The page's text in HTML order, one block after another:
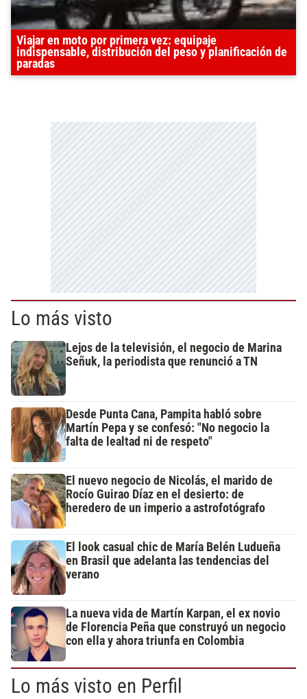
Viajar en moto por primera vez: equipaje
indispensable, distribución del peso y planificación de
paradas
Lo más visto
Lejos de la televisión, el negocio de Marina
Señuk, la periodista que renunció a TN
Desde Punta Cana, Pampita habló sobre
Martín Pepa y se confesó: "No negocio la
falta de lealtad ni de respeto"
El nuevo negocio de Nicolás, el marido de
Rocío Guirao Díaz en el desierto: de
heredero de un imperio a astrofotógrafo
El look casual chic de María Belén Ludueña
en Brasil que adelanta las tendencias del
verano
La nueva vida de Martín Karpan, el ex novio
de Florencia Peña que construyó un negocio
con ella y ahora triunfa en Colombia
Lo más visto en Perfil